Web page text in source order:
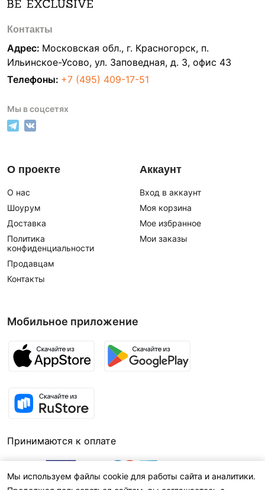
Контакты
Адрес: Московская обл., г. Красногорск, п.
Ильинское-Усово, ул. Заповедная, д. 3, офис 43
Телефоны: +7 (495) 409-17-51
Мы в соцсетях
О проекте
О нас
Шоурум
Доставка
Политика
конфиденциальности
Продавцам
Контакты
Аккаунт
Вход в аккаунт
Моя корзина
Мое избранное
Мои заказы
Мобильное приложение
Принимаются к оплате
Мы используем файлы cookie для работы сайта и аналитики.